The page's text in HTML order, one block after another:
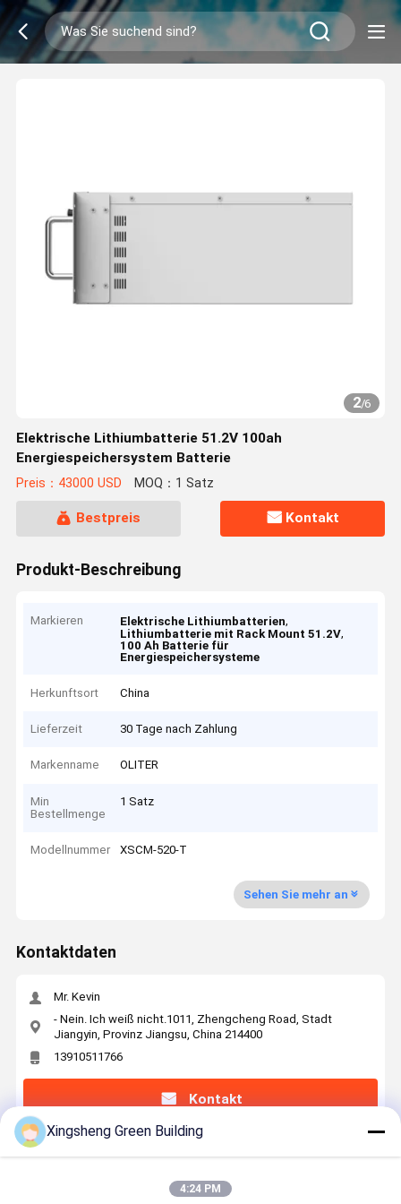
2/6
Elektrische Lithiumbatterie 51.2V 100ah
Energiespeichersystem Batterie
Preis：43000 USD MOQ：1 Satz
Bestpreis Kontakt
Produkt-Beschreibung
Markieren Elektrische Lithiumbatterien,
Lithiumbatterie mit Rack Mount 51.2V,
100 Ah Batterie für
Energiespeichersysteme
Herkunftsort China
Lieferzeit 30 Tage nach Zahlung
Markenname OLITER
Min
Bestellmenge
1 Satz
Modellnummer XSCM-520-T
Sehen Sie mehr an
Kontaktdaten
Mr. Kevin
- Nein. Ich weiß nicht.1011, Zhengcheng Road, Stadt
Jiangyin, Provinz Jiangsu, China 214400
13910511766
Kontakt
Erhalten Sie Den Besten Preis Für
Xingsheng Green Building
4:24 PM